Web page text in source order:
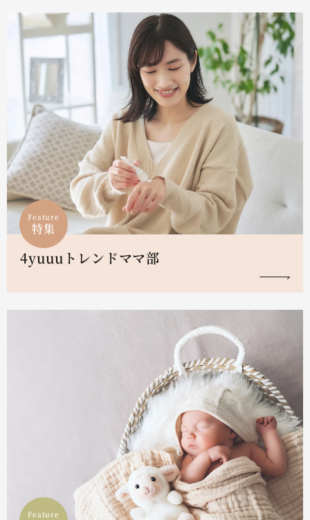
Feature
特集
4yuuuトレンドママ部
Feature